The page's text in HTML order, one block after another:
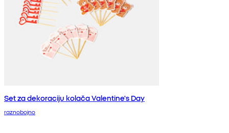
Set za dekoraciju kolača Valentine's Day
raznobojno